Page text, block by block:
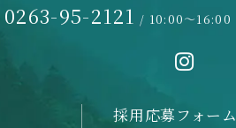
0263-95-2121 / 10:00～16:00
採用応募フォーム